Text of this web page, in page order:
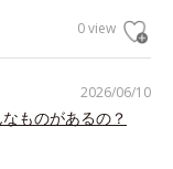
0 view
2026/06/10
ものがあるの？